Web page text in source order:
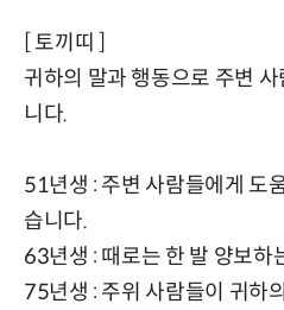
[ 토끼띠 ]
귀하의 말과 행동으로 주변
니다.
51년생 : 주변 사람들에게 도
습니다.
63년생 : 때로는 한 발 양보하
75년생 : 주위 사람들이 귀하